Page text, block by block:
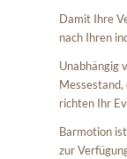
Damit Ihre
nach Ihren
Unabhängig
richten Ihr
Barmotion
zur